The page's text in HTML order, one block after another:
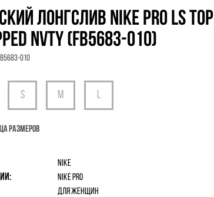
ЛОНГСЛИВ NIKE PRO LS TOP
NVTY (FB5683-010)
010
размеров
Nike
Nike Pro
для женщин